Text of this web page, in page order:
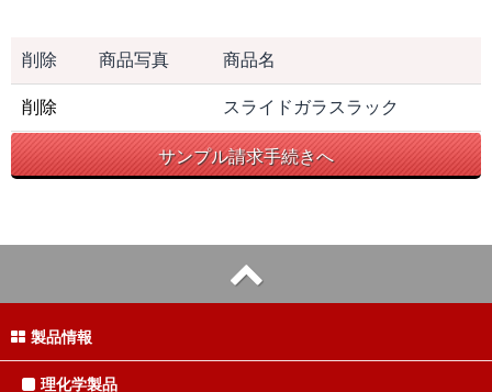
削除 商品写真 商品名
削除 スライドガラスラック
サンプル請求手続きへ
製品情報
理化学製品